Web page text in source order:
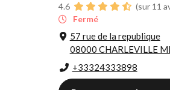
4.6
(sur 11
Fermé
57 rue de la republique
08000 CHARLEVILLE
+33324333898